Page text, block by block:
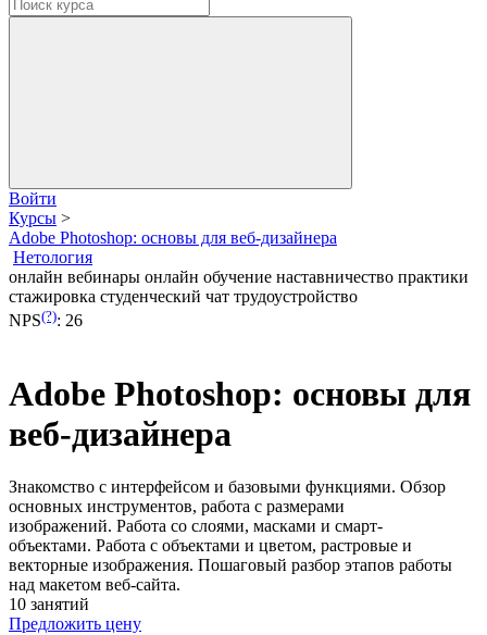
Войти
Курсы >
Adobe Photoshop: основы для веб-дизайнера
Нетология
онлайн вебинары онлайн обучение наставничество практики
стажировка студенческий чат трудоустройство
NPS(?): 26
Adobe Photoshop: основы для
веб-дизайнера
Знакомство с интерфейсом и базовыми функциями. Обзор
основных инструментов, работа с размерами
изображений. Работа со слоями, масками и смарт-
объектами. Работа с объектами и цветом, растровые и
векторные изображения. Пошаговый разбор этапов работы
над макетом веб-сайта.
10 занятий
Предложить цену